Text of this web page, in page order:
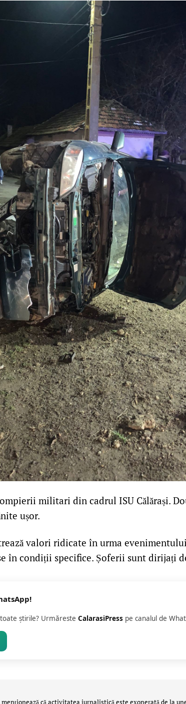
militari din cadrul ISU Călărași.
ușor.
valori ridicate în urma
în condiții specifice. Șoferii sunt dirijați
știrile? Urmăreste CalarasiPress pe canalul de
că activitatea jurnalistică este exonerată de la